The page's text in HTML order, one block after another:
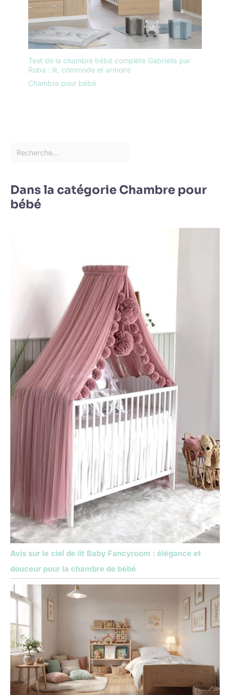
Test de la chambre bébé complète Gabriella par
Roba : lit, commode et armoire
Chambre pour bébé
Dans la catégorie Chambre pour
bébé
Avis sur le ciel de lit Baby Fancyroom : élégance et
douceur pour la chambre de bébé